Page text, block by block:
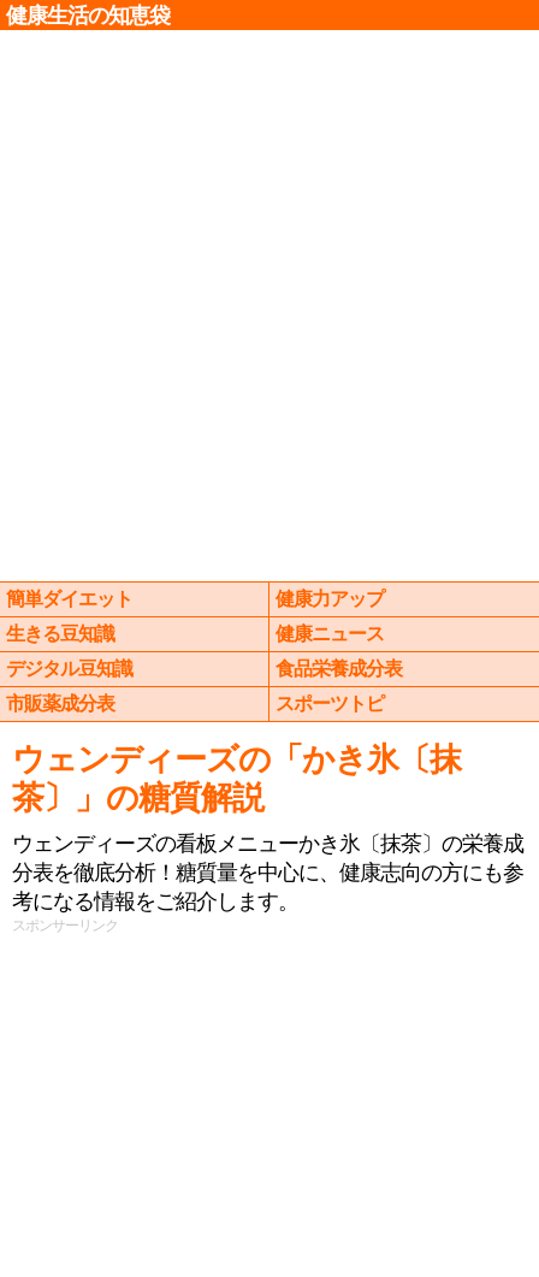
健康生活の知恵袋
簡単ダイエット
健康力アップ
生きる豆知識
健康ニュース
デジタル豆知識
食品栄養成分表
市販薬成分表
スポーツトピ
ウェンディーズの「かき氷〔抹
茶〕」の糖質解説
ウェンディーズの看板メニューかき氷〔抹茶〕の栄養成
分表を徹底分析！糖質量を中心に、健康志向の方にも参
考になる情報をご紹介します。
スポンサーリンク